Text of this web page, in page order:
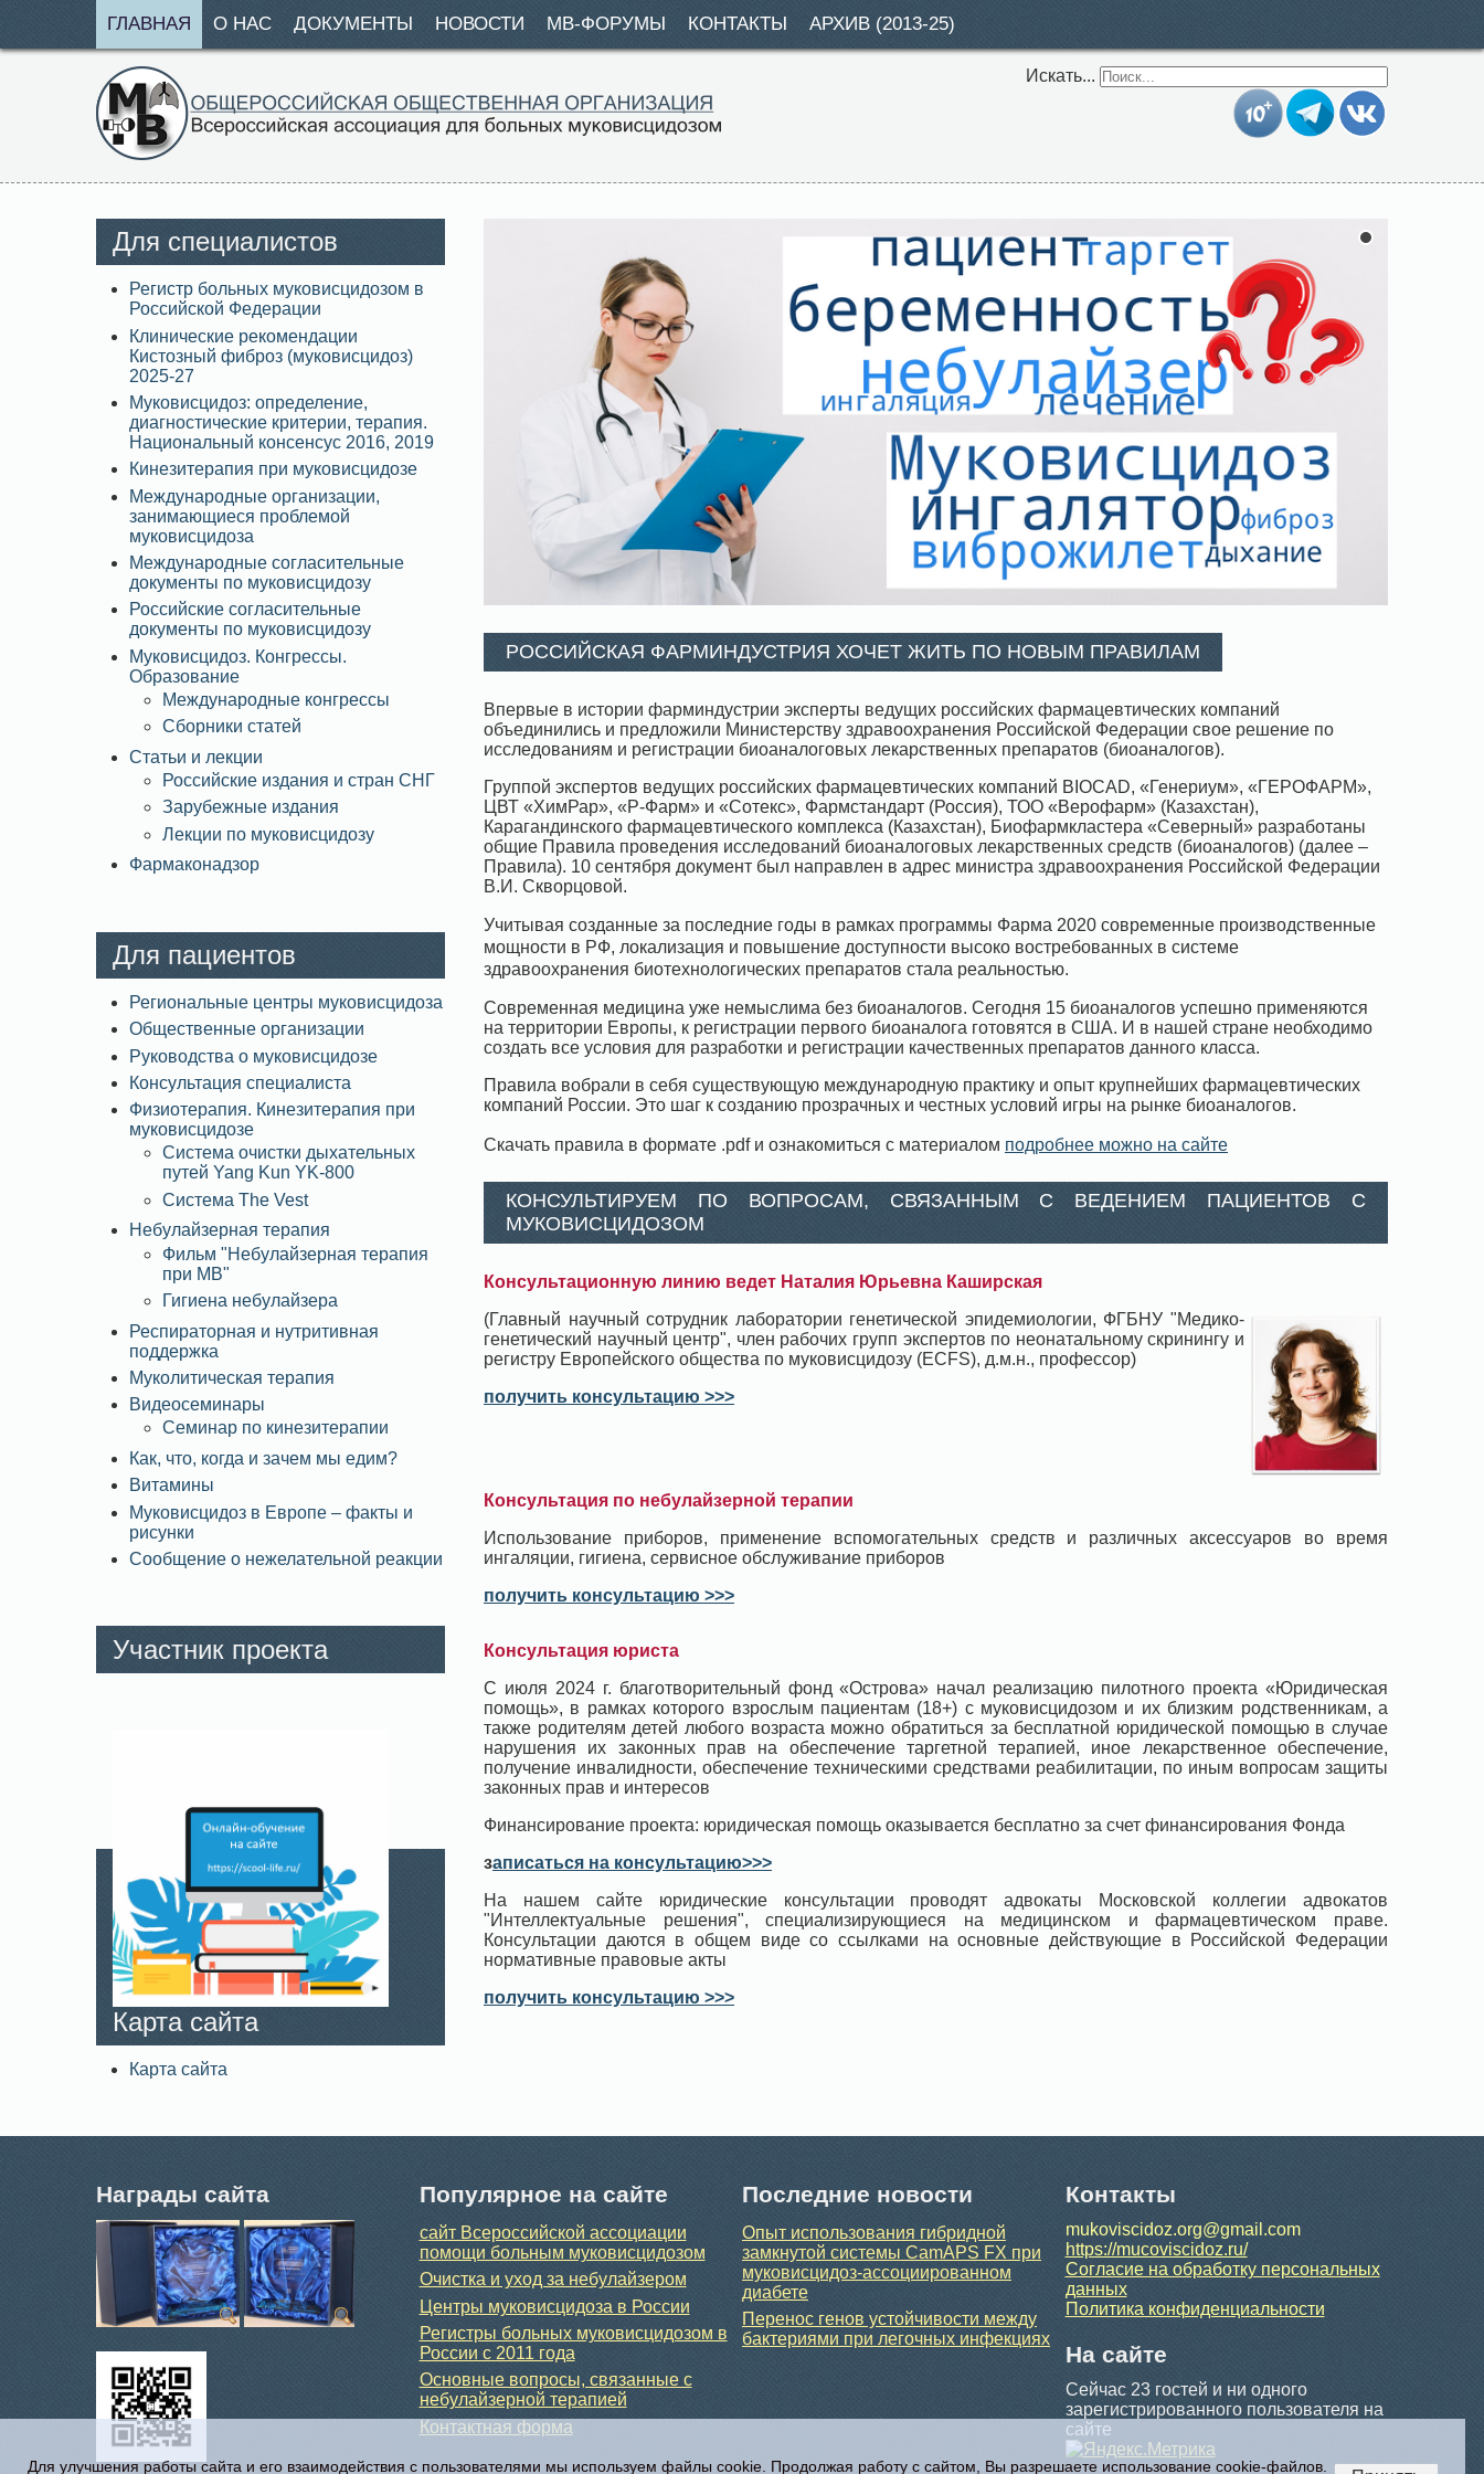
ГЛАВНАЯ О НАС ДОКУМЕНТЫ НОВОСТИ МВ-ФОРУМЫ КОНТАКТЫ АРХИВ (2013-25)
Искать...
РОССИЙСКАЯ ФАРМИНДУСТРИЯ ХОЧЕТ ЖИТЬ ПО НОВЫМ ПРАВИЛАМ
Впервые в истории фарминдустрии эксперты ведущих российских фармацевтических компаний
объединились и предложили Министерству здравоохранения Российской Федерации свое решение по
исследованиям и регистрации биоаналоговых лекарственных препаратов (биоаналогов).
Группой экспертов ведущих российских фармацевтических компаний BIOCAD, «Генериум», «ГЕРОФАРМ»,
ЦВТ «ХимРар», «Р-Фарм» и «Сотекс», Фармстандарт (Россия), ТОО «Верофарм» (Казахстан),
Карагандинского фармацевтического комплекса (Казахстан), Биофармкластера «Северный» разработаны
общие Правила проведения исследований биоаналоговых лекарственных средств (биоаналогов) (далее –
Правила). 10 сентября документ был направлен в адрес министра здравоохранения Российской Федерации
В.И. Скворцовой.
Учитывая созданные за последние годы в рамках программы Фарма 2020 современные производственные
мощности в РФ, локализация и повышение доступности высоко востребованных в системе
здравоохранения биотехнологических препаратов стала реальностью.
Современная медицина уже немыслима без биоаналогов. Сегодня 15 биоаналогов успешно применяются
на территории Европы, к регистрации первого биоаналога готовятся в США. И в нашей стране необходимо
создать все условия для разработки и регистрации качественных препаратов данного класса.
Правила вобрали в себя существующую международную практику и опыт крупнейших фармацевтических
компаний России. Это шаг к созданию прозрачных и честных условий игры на рынке биоаналогов.
Скачать правила в формате .pdf и ознакомиться с материалом подробнее можно на сайте
КОНСУЛЬТИРУЕМ ПО ВОПРОСАМ, СВЯЗАННЫМ С ВЕДЕНИЕМ ПАЦИЕНТОВ С
МУКОВИСЦИДОЗОМ
Консультационную линию ведет Наталия Юрьевна Каширская
(Главный научный сотрудник лаборатории генетической эпидемиологии, ФГБНУ "Медико-
генетический научный центр", член рабочих групп экспертов по неонатальному скринингу и
регистру Европейского общества по муковисцидозу (ECFS), д.м.н., профессор)
получить консультацию >>>
Консультация по небулайзерной терапии
Использование приборов, применение вспомогательных средств и различных аксессуаров во время
ингаляции, гигиена, сервисное обслуживание приборов
получить консультацию >>>
Консультация юриста
С июля 2024 г. благотворительный фонд «Острова» начал реализацию пилотного проекта «Юридическая
помощь», в рамках которого взрослым пациентам (18+) с муковисцидозом и их близким родственникам, а
также родителям детей любого возраста можно обратиться за бесплатной юридической помощью в случае
нарушения их законных прав на обеспечение таргетной терапией, иное лекарственное обеспечение,
получение инвалидности, обеспечение техническими средствами реабилитации, по иным вопросам защиты
законных прав и интересов
Финансирование проекта: юридическая помощь оказывается бесплатно за счет финансирования Фонда
записаться на консультацию>>>
На нашем сайте юридические консультации проводят адвокаты Московской коллегии адвокатов
"Интеллектуальные решения", специализирующиеся на медицинском и фармацевтическом праве.
Консультации даются в общем виде со ссылками на основные действующие в Российской Федерации
нормативные правовые акты
получить консультацию >>>
Для специалистов
Регистр больных муковисцидозом в
Российской Федерации
Клинические рекомендации
Кистозный фиброз (муковисцидоз)
2025-27
Муковисцидоз: определение,
диагностические критерии, терапия.
Национальный консенсус 2016, 2019
Кинезитерапия при муковисцидозе
Международные организации,
занимающиеся проблемой
муковисцидоза
Международные согласительные
документы по муковисцидозу
Российские согласительные
документы по муковисцидозу
Муковисцидоз. Конгрессы.
Образование
Международные конгрессы
Сборники статей
Статьи и лекции
Российские издания и стран СНГ
Зарубежные издания
Лекции по муковисцидозу
Фармаконадзор
Для пациентов
Региональные центры муковисцидоза
Общественные организации
Руководства о муковисцидозе
Консультация специалиста
Физиотерапия. Кинезитерапия при
муковисцидозе
Система очистки дыхательных
путей Yang Kun YK-800
Система The Vest
Небулайзерная терапия
Фильм "Небулайзерная терапия
при МВ"
Гигиена небулайзера
Респираторная и нутритивная
поддержка
Муколитическая терапия
Видеосеминары
Семинар по кинезитерапии
Как, что, когда и зачем мы едим?
Витамины
Муковисцидоз в Европе – факты и
рисунки
Сообщение о нежелательной реакции
Участник проекта
Карта сайта
Карта сайта
Награды сайта Популярное на сайте
сайт Всероссийской ассоциации
помощи больным муковисцидозом
Очистка и уход за небулайзером
Центры муковисцидоза в России
Регистры больных муковисцидозом в
России с 2011 года
Основные вопросы, связанные с
небулайзерной терапией
Контактная форма
Последние новости
Опыт использования гибридной
замкнутой системы CamAPS FX при
муковисцидоз-ассоциированном
диабете
Перенос генов устойчивости между
бактериями при легочных инфекциях
Контакты
mukoviscidoz.org@gmail.com
https://mucoviscidoz.ru/
Согласие на обработку персональных
данных
Политика конфиденциальности
На сайте
Сейчас 23 гостей и ни одного
зарегистрированного пользователя на
сайте
Для улучшения работы сайта и его взаимодействия с пользователями мы используем файлы cookie. Продолжая работу с сайтом, Вы разрешаете использование cookie-файлов.